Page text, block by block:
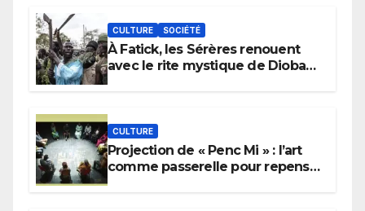
CULTURE SOCIÉTÉ
À Fatick, les Sérères renouent
avec le rite mystique de Diobaye
CULTURE
Projection de « Penc Mi » : l’art
comme passerelle pour repenser